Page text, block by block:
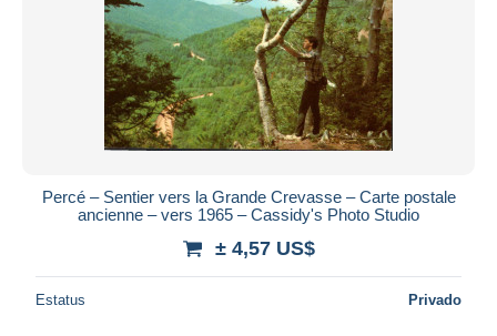
Percé – Sentier vers la Grande Crevasse – Carte postale
ancienne – vers 1965 – Cassidy's Photo Studio
± 4,57 US$
Estatus Privado